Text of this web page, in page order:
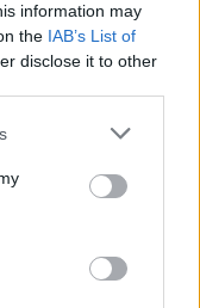
information may
the IAB’s List of
disclose it to other
or more Google
You may click to
party tags to
in below Google